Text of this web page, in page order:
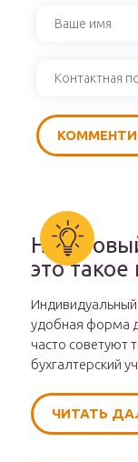
это такое
удобная форма
часто советуют
бухгалтерский
ЧИТАТЬ